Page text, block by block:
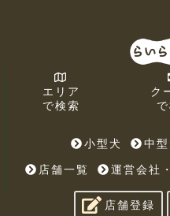
エリア
で検索
ク
小型犬 中型
店舗一覧
運営会社
店舗登録